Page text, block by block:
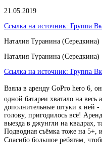
21.05.2019
Ссылка на источник: Группа
Наталия Туранина (Середкина)
Наталия Туранина (Середкина)
Ссылка на источник: Группа
Взяла в аренду GoPro hero 6,
одной батареи хватало на весь
дополнительные штуки к ней
голову, пригодилось всё!
выезда в джунгли на квадрах,
Подводная съёмка тоже на 5+,
Спасибо большое ребятам,